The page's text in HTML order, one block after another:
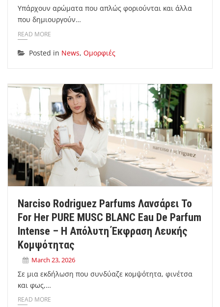
Υπάρχουν αρώματα που απλώς φοριούνται και άλλα
που δημιουργούν…
READ MORE
Posted in News, Ομορφιές
Narciso Rodriguez Parfums Λανσάρει Το
For Her PURE MUSC BLANC Eau De Parfum
Intense – Η Απόλυτη Έκφραση Λευκής
Κομψότητας
March 23, 2026
Σε μια εκδήλωση που συνδύαζε κομψότητα, φινέτσα
και φως,…
READ MORE